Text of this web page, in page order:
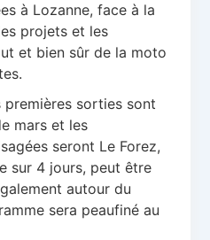
à Lozanne, face à la
projets et les
et bien sûr de la moto
premières sorties sont
mars et les
seront Le Forez,
sur 4 jours, peut être
autour du
sera peaufiné au